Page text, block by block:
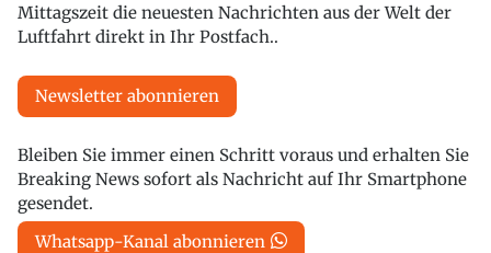
Mittagszeit die neuesten Nachrichten aus der Welt der
Luftfahrt direkt in Ihr Postfach..
Newsletter abonnieren
Bleiben Sie immer einen Schritt voraus und erhalten Sie
Breaking News sofort als Nachricht auf Ihr Smartphone
gesendet.
Whatsapp-Kanal abonnieren